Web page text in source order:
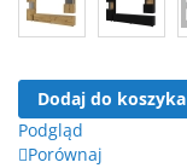
Dodaj do koszyka
Podgląd
Porównaj